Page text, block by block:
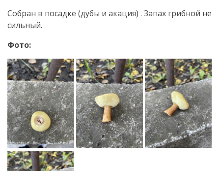
Собран в посадке (дубы и акация) . Запах грибной не
сильный.
Фото: